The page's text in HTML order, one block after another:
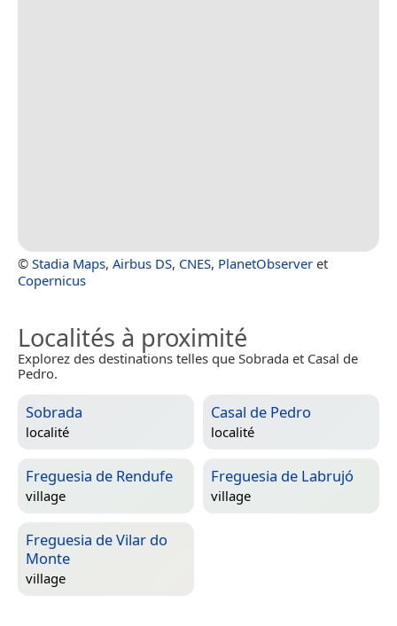
© Stadia Maps, Airbus DS, CNES, PlanetObserver et
Copernicus
Localités à proximité
Explorez des destinations telles que Sobrada et Casal de
Pedro.
Sobrada
localité
Casal de Pedro
localité
Freguesia de Rendufe
village
Freguesia de Labrujó
village
Freguesia de Vilar do
Monte
village